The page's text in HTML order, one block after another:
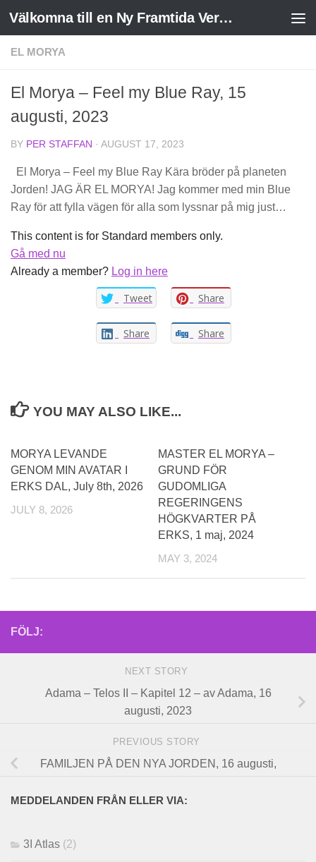
Skip to content Välkomna till en Ny Framtida Verklighet
EL MORYA
El Morya – Feel my Blue Ray, 15
augusti, 2023
BY PER STAFFAN · AUGUST 17, 2023
El Morya – Feel my Blue Ray Kära bröder på planeten
Jorden! JAG ÄR EL MORYA! Jag kommer med min Blue
Ray för att fylla vägen för alla som lyssnar på mig just…
This content is for Standard members only.
Gå med nu
Already a member? Log in here
Tweet Share
Share Share
YOU MAY ALSO LIKE...
MORYA LEVANDE
GENOM MIN AVATAR I
ERKS DAL, July 8th, 2026
JULY 8, 2026
MASTER EL MORYA –
GRUND FÖR
GUDOMLIGA
REGERINGENS
HÖGKVARTER PÅ
ERKS, 1 maj, 2024
MAY 3, 2024
FÖLJ:
NEXT STORY
Adama – Telos II – Kapitel 12 – av Adama, 16
augusti, 2023
PREVIOUS STORY
FAMILJEN PÅ DEN NYA JORDEN, 16 augusti,
MEDDELANDEN FRÅN ELLER VIA:
3I Atlas (2)